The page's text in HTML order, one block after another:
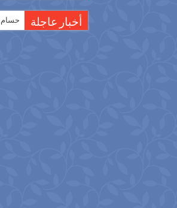
أخبار عاجلة حسام